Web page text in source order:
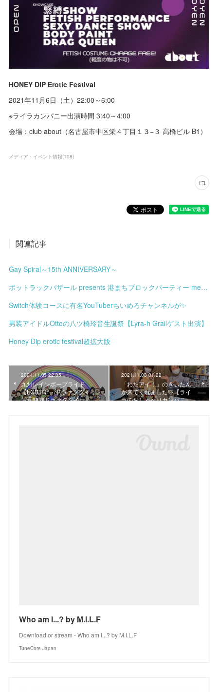
HONEY DIP Erotic Festival
2021年11月6日（土）22:00～6:00
※ライラカンパニー出演時間 3:40～4:00
会場：club about（名古屋市中区栄４丁目１３−３ 高橋ビル B1）
メディア・イベント情報(108)
関連記事
Gay Spiral～15th ANNIVERSARY～
ポットラックバザール presents 港まちブロックパーティー meets みなと土曜市
Switch体験コースに有名YouTuberちいめろチャンネルが✨
男装アイドルOttoの八ツ橋玲音生誕祭【Lyra-h Grailゲスト出演】
Honey Dip erotic festival超拡大版
2021.11.05 22:05
九州レインボープライド
【LGBTQ+・ドラァグクイー
ン豆知識ドラァグクイー…
2021.11.03 01:22
「わたアイ！」のきぃたん
が来てくれました♡【ライ
ラのおしゃべりカンパニ…
Who am I...? by M.I.L.F
Download or stream - Who am I...? by M.I.L.F
TuneCore Japan